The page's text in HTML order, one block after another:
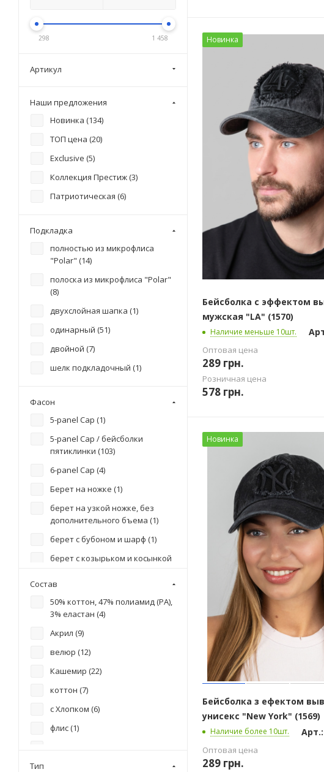
Новинка
Бейсболка с эффектом
мужская "LA" (1570)
Наличие меньше 10шт.
Оптовая цена
289 грн.
Розничная цена
578 грн.
Новинка
Бейсболка з ефектом
унисекс "New York" (1569)
Наличие более 10шт.
Оптовая цена
289 грн.
298 1 458
Артикул
Наши предложения
Новинка (134)
ТОП цена (20)
Exclusive (5)
Коллекция Престиж (3)
Патриотическая (6)
Подкладка
полностью из микрофлиса
"Polar" (14)
полоска из микрофлиса "Polar"
(8)
двухслойная шапка (1)
одинарный (51)
двойной (7)
шелк подкладочный (1)
Фасон
5-panel Cap (1)
5-panel Cap / бейсболки
пятиклинки (103)
6-panel Cap (4)
Берет на ножке (1)
берет на узкой ножке, без
дополнительного бъема (1)
берет с бубоном и шарф (1)
берет с козырьком и косынкой
бини (
капор (3)
Кепка-докерка без козырька
(1)
Состав
50% коттон, 47% полиамид (PA),
3% еластан (4)
Акрил (9)
велюр (12)
Кашемир (22)
коттон (7)
с Хлопком (6)
флис (1)
Тип